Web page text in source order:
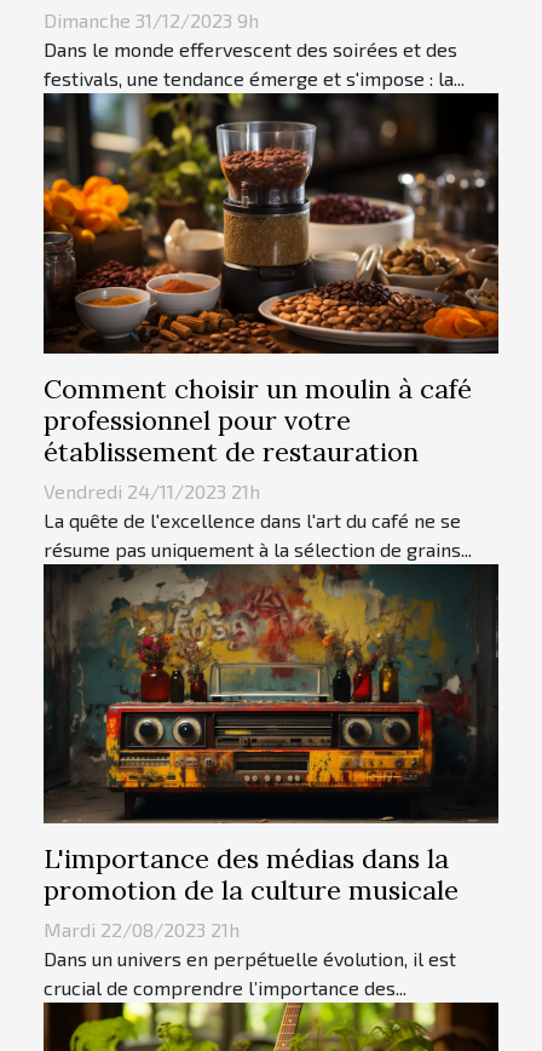
Dimanche 31/12/2023 9h
Dans le monde effervescent des soirées et des
festivals, une tendance émerge et s'impose : la...
Comment choisir un moulin à café
professionnel pour votre
établissement de restauration
Vendredi 24/11/2023 21h
La quête de l'excellence dans l'art du café ne se
résume pas uniquement à la sélection de grains...
L'importance des médias dans la
promotion de la culture musicale
Mardi 22/08/2023 21h
Dans un univers en perpétuelle évolution, il est
crucial de comprendre l’importance des...